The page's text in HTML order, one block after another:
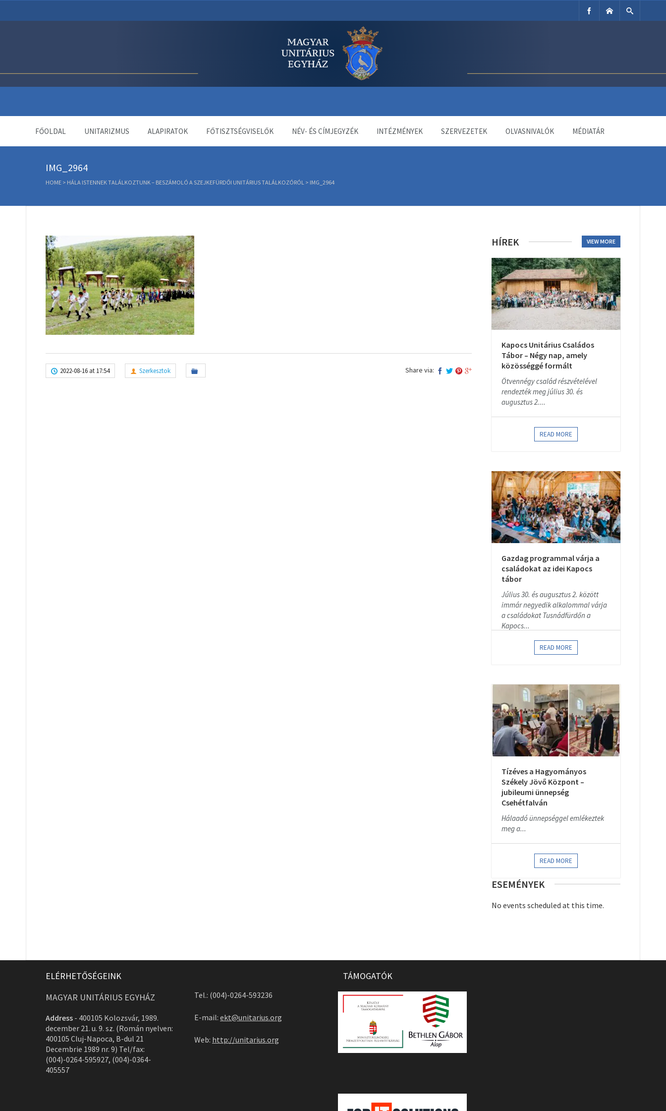
FŐOLDAL UNITARIZMUS ALAPIRATOK FŐTISZTSÉGVISELŐK NÉV- ÉS CÍMJEGYZÉK INTÉZMÉNYEK SZERVEZETEK OLVASNIVALÓK MÉDIATÁR
IMG_2964
HOME > HÁLA ISTENNEK TALÁLKOZTUNK – BESZÁMOLÓ A SZEJKEFÜRDŐI UNITÁRIUS TALÁLKOZÓRÓL > IMG_2964
2022-08-16 at 17:54 Szerkesztok Share via:
HÍREK VIEW MORE
Kapocs Unitárius Családos
Tábor – Négy nap, amely
közösséggé formált
Ötvennégy család részvételével
rendezték meg július 30. és
augusztus 2....
READ MORE
Gazdag programmal várja a
családokat az idei Kapocs
tábor
Július 30. és augusztus 2. között
immár negyedik alkalommal várja
a családokat Tusnádfürdőn a
Kapocs...
READ MORE
Tízéves a Hagyományos
Székely Jövő Központ –
jubileumi ünnepség
Csehétfalván
Hálaadó ünnepséggel emlékeztek
meg a...
READ MORE
ESEMÉNYEK
No events scheduled at this time.
ELÉRHETŐSÉGEINK
MAGYAR UNITÁRIUS EGYHÁZ
Address - 400105 Kolozsvár, 1989.
december 21. u. 9. sz. (Román nyelven:
400105 Cluj-Napoca, B-dul 21
Decembrie 1989 nr. 9) Tel/fax:
(004)-0264-595927, (004)-0364-
405557
Tel.: (004)-0264-593236
E-mail: ekt@unitarius.org
Web: http://unitarius.org
TÁMOGATÓK